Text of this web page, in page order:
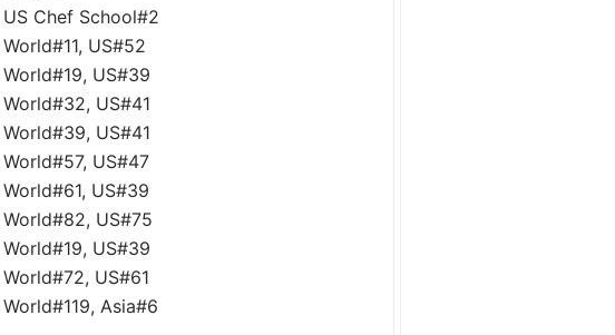
US Chef School#2
World#11, US#52
World#19, US#39
World#32, US#41
World#39, US#41
World#57, US#47
World#61, US#39
World#82, US#75
World#19, US#39
World#72, US#61
World#119, Asia#6